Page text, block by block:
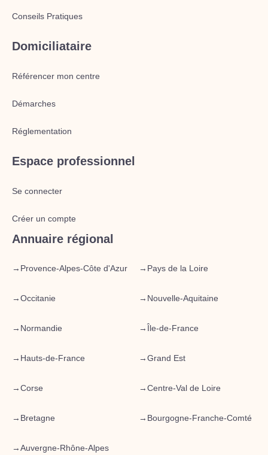
Conseils Pratiques
Domiciliataire
Référencer mon centre
Démarches
Réglementation
Espace professionnel
Se connecter
Créer un compte
Annuaire régional
→ Provence-Alpes-Côte d'Azur → Pays de la Loire
→Occitanie → Nouvelle-Aquitaine
→ Normandie → Île-de-France
→ Hauts-de-France →Grand Est
→Corse →Centre-Val de Loire
→ Bretagne → Bourgogne-Franche-Comté
→Auvergne-Rhône-Alpes